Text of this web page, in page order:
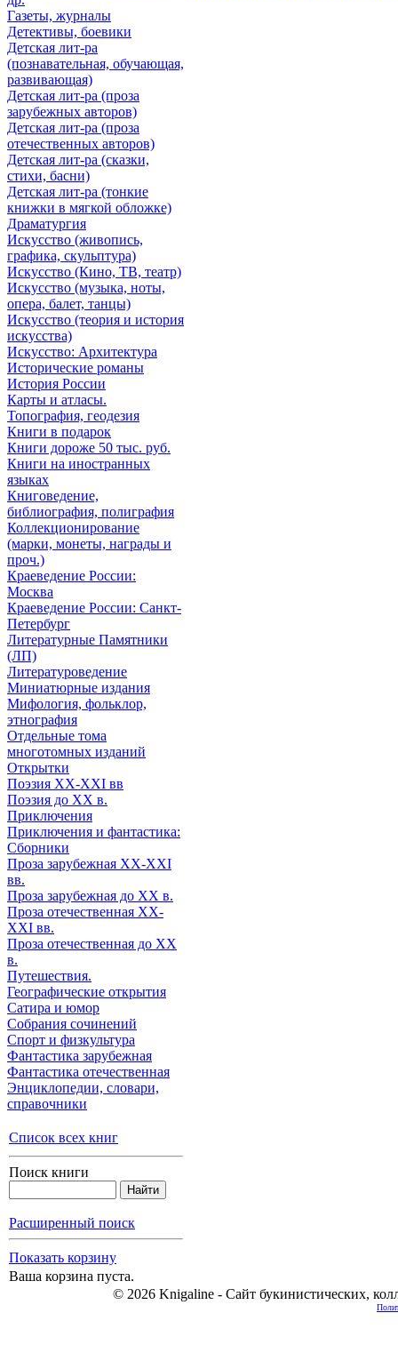
Газеты, журналы
Детективы, боевики
Детская лит-ра
(познавательная, обучающая,
развивающая)
Детская лит-ра (проза
зарубежных авторов)
Детская лит-ра (проза
отечественных авторов)
Детская лит-ра (сказки,
стихи, басни)
Детская лит-ра (тонкие
книжки в мягкой обложке)
Драматургия
Искусствo (живопись,
графика, скульптура)
Искусствo (Кино, ТВ, театр)
Искусствo (музыка, ноты,
опера, балет, танцы)
Искусствo (теория и история
искусства)
Искусство: Архитектура
Исторические романы
История России
Карты и атласы.
Топография, геодезия
Книги в подарок
Книги дороже 50 тыс. руб.
Книги на иностранных
языках
Книговедение,
библиография, полиграфия
Коллекционирование
(марки, монеты, награды и
проч.)
Краеведение России:
Москва
Краеведение России: Санкт-
Петербург
Литературные Памятники
(ЛП)
Литературоведение
Миниатюрные издания
Мифология, фольклор,
этнография
Отдельные тома
многотомных изданий
Открытки
Поэзия XX-XXI вв
Поэзия до XX в.
Приключения
Приключения и фантастика:
Сборники
Проза зарубежная XX-XXI
вв.
Проза зарубежная до XX в.
Проза отечественная XX-
XXI вв.
Проза отечественная до XX
в.
Путешествия.
Географические открытия
Сатира и юмор
Собрания сочинений
Спорт и физкультура
Фантастика зарубежная
Фантастика отечественная
Энциклопедии, cловари,
справочники
Список всех книг
Поиск книги
Расширенный поиск
Показать корзину
Ваша корзина пуста.
© 2026 Knigaline - Сайт букинистических,